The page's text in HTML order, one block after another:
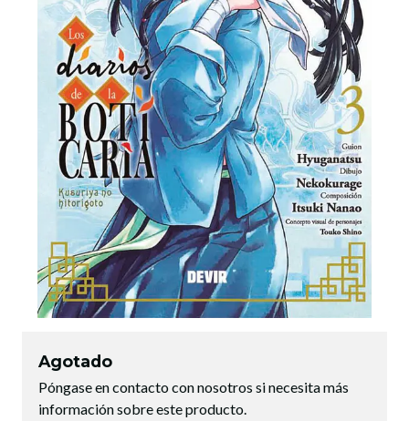
Agotado
Póngase en contacto con nosotros si necesita más
información sobre este producto.